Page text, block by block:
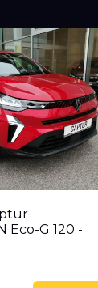
Eco-G 120 -